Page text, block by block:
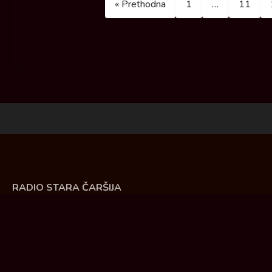
« Prethodna 1 … 11
RADIO STARA ČARŠIJA